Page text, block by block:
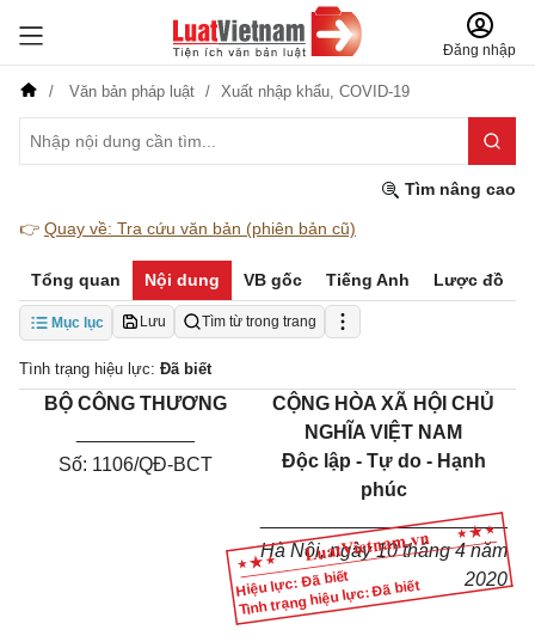
Đăng nhập
Văn bản pháp luật Xuất nhập khẩu, COVID-19
Tìm nâng cao
👉 Quay về: Tra cứu văn bản (phiên bản cũ)
Tổng quan Nội dung VB gốc Tiếng Anh Lược đồ
Mục lục Lưu Tìm từ trong trang
Tình trạng hiệu lực: Đã biết
Hiệu lực: Đã biết
Tình trạng hiệu lực: Đã biết
BỘ CÔNG THƯƠNG
Số: 1106/QĐ-BCT
CỘNG HÒA XÃ HỘI CHỦ
NGHĨA VIỆT NAM
Độc lập - Tự do - Hạnh
phúc
_______________________
Hà Nội, ngày 10 tháng 4 năm
2020